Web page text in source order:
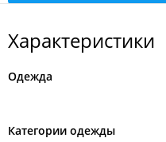
Характеристики
Одежда
Категории одежды